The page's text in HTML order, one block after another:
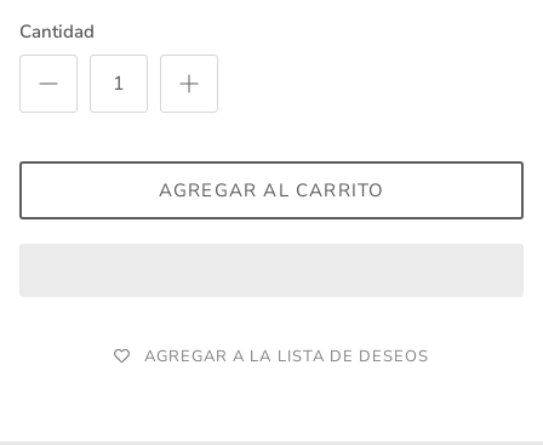
Cantidad
AGREGAR AL CARRITO
AGREGAR A LA LISTA DE DESEOS